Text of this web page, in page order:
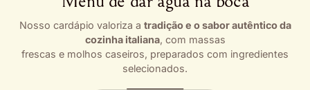
Nosso cardápio valoriza a tradição e o sabor autêntico da
cozinha italiana, com massas
frescas e molhos caseiros, preparados com ingredientes
selecionados.